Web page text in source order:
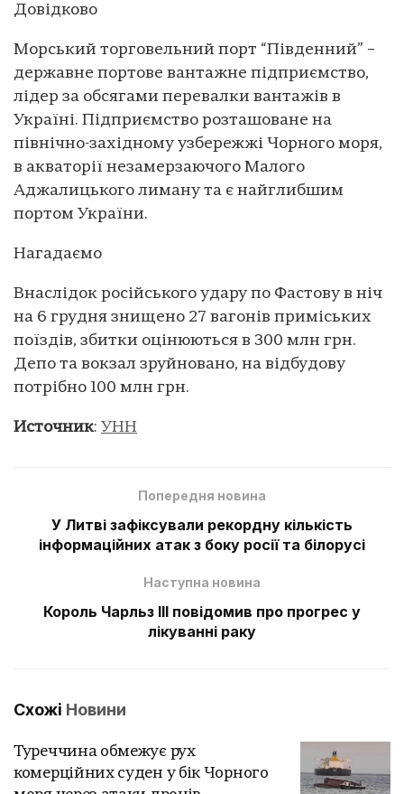
Довідково
Морський торговельний порт “Південний” –
державне портове вантажне підприємство,
лідер за обсягами перевалки вантажів в
Україні. Підприємство розташоване на
північно-західному узбережжі Чорного моря,
в акваторії незамерзаючого Малого
Аджалицького лиману та є найглибшим
портом України.
Нагадаємо
Внаслідок російського удару по Фастову в ніч
на 6 грудня знищено 27 вагонів приміських
поїздів, збитки оцінюються в 300 млн грн.
Депо та вокзал зруйновано, на відбудову
потрібно 100 млн грн.
Источник: УНН
Попередня новина
У Литві зафіксували рекордну кількість
інформаційних атак з боку росії та білорусі
Наступна новина
Король Чарльз III повідомив про прогрес у
лікуванні раку
Схожі Новини
Туреччина обмежує рух
комерційних суден у бік Чорного